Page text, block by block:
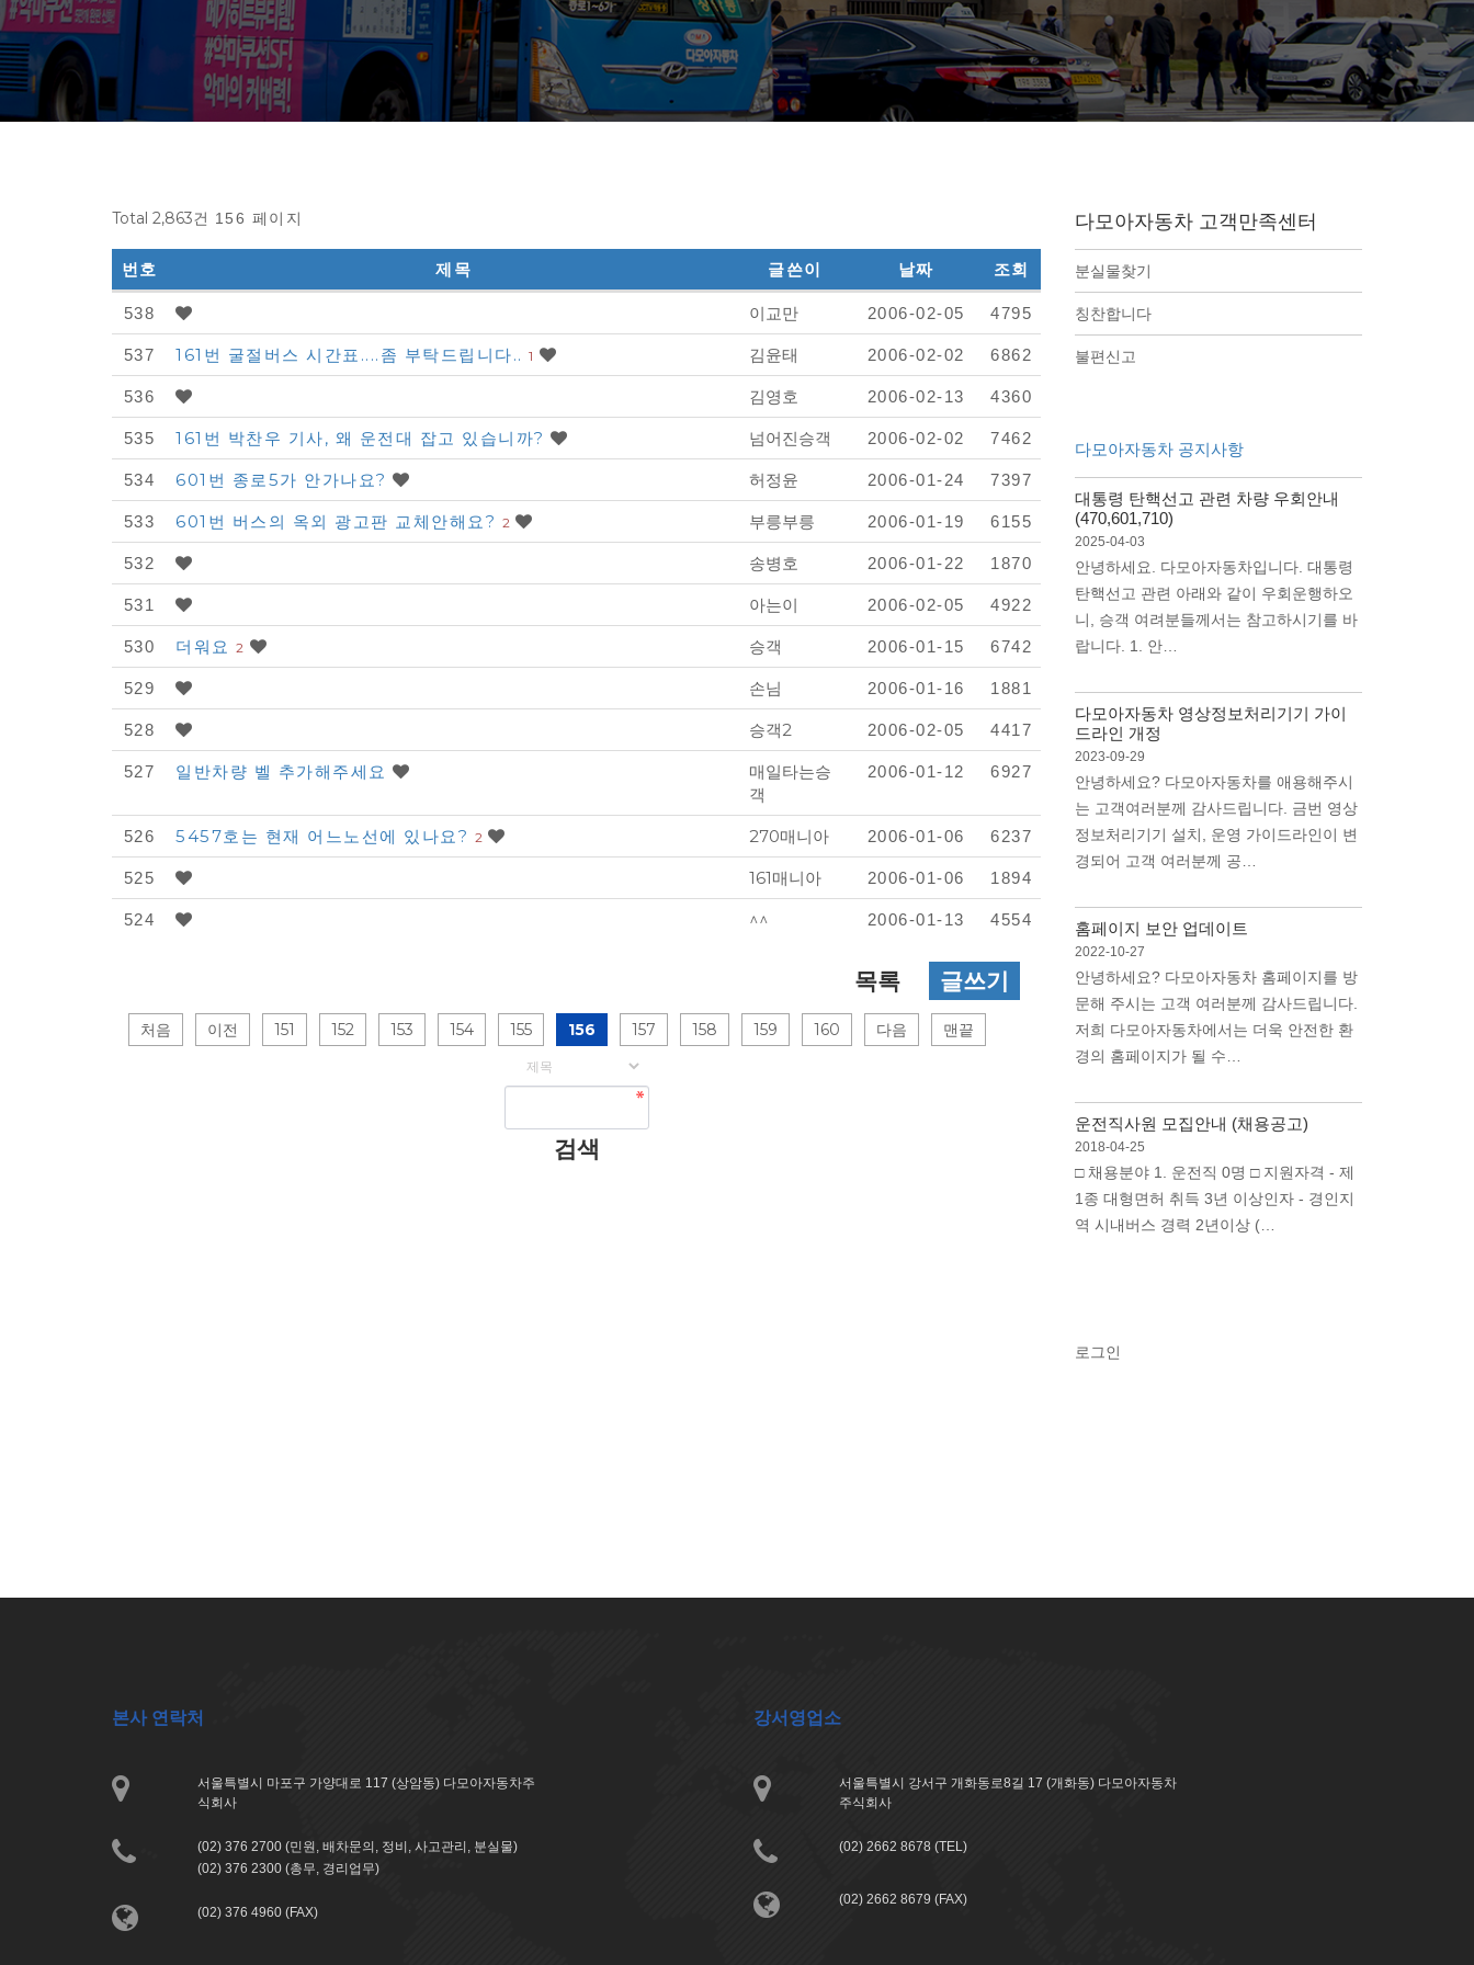
Total 2,863건 156 페이지
다
모
아
자
동
차
-
편
신
목
번호 제목 글쓴이 날짜 조회
538 이교만 2006-02-05 4795
537 161번 굴절버스 시간표....좀 부탁드립니다.. 1 김윤태 2006-02-02 6862
536 김영호 2006-02-13 4360
535 161번 박찬우 기사, 왜 운전대 잡고 있습니까? 넘어진승객 2006-02-02 7462
534 601번 종로5가 안가나요? 허정윤 2006-01-24 7397
533 601번 버스의 옥외 광고판 교체안해요? 2 부릉부릉 2006-01-19 6155
532 송병호 2006-01-22 1870
531 아는이 2006-02-05 4922
530 더워요 2 승객 2006-01-15 6742
529 손님 2006-01-16 1881
528 승객2 2006-02-05 4417
527 일반차량 벨 추가해주세요
매일타는승
객
2006-01-12 6927
526 5457호는 현재 어느노선에 있나요? 2 270매니아 2006-01-06 6237
525 161매니아 2006-01-06 1894
524 ^^ 2006-01-13 4554
목록 글쓰기
처음 이전 151 152 153 154 155 156 157 158 159 160 다음 맨끝
다모아자동차 고객만족센터
분실물찾기
칭찬합니다
불편신고
다모아자동차 공지사항
대통령 탄핵선고 관련 차량 우회안내
(470,601,710)
2025-04-03
안녕하세요. 다모아자동차입니다. 대통령
탄핵선고 관련 아래와 같이 우회운행하오
니, 승객 여려분들께서는 참고하시기를 바
랍니다. 1. 안…
다모아자동차 영상정보처리기기 가이
드라인 개정
2023-09-29
안녕하세요? 다모아자동차를 애용해주시
는 고객여러분께 감사드립니다. 금번 영상
정보처리기기 설치, 운영 가이드라인이 변
경되어 고객 여러분께 공…
홈페이지 보안 업데이트
2022-10-27
안녕하세요? 다모아자동차 홈페이지를 방
문해 주시는 고객 여러분께 감사드립니다.
저희 다모아자동차에서는 더욱 안전한 환
경의 홈페이지가 될 수…
운전직사원 모집안내 (채용공고)
2018-04-25
□ 채용분야 1. 운전직 0명 □ 지원자격 - 제
1종 대형면허 취득 3년 이상인자 - 경인지
역 시내버스 경력 2년이상 (…
로그인
본사 연락처
서울특별시 마포구 가양대로 117 (상암동) 다모아자동차주
식회사
(02) 376 2700 (민원, 배차문의, 정비, 사고관리, 분실물)
(02) 376 2300 (총무, 경리업무)
(02) 376 4960 (FAX)
강서영업소
서울특별시 강서구 개화동로8길 17 (개화동) 다모아자동차
주식회사
(02) 2662 8678 (TEL)
(02) 2662 8679 (FAX)